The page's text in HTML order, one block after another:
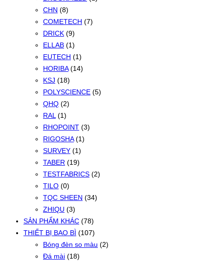
CHN (8)
COMETECH (7)
DRICK (9)
ELLAB (1)
EUTECH (1)
HORIBA (14)
KSJ (18)
POLYSCIENCE (5)
QHQ (2)
RAL (1)
RHOPOINT (3)
RIGOSHA (1)
SURVEY (1)
TABER (19)
TESTFABRICS (2)
TILO (0)
TQC SHEEN (34)
ZHIQU (3)
SẢN PHẨM KHÁC (78)
THIẾT BỊ BAO BÌ (107)
Bóng đèn so màu (2)
Đá mài (18)